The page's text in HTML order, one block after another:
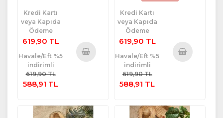
Kredi Kartı
veya Kapıda
Ödeme
619,90 TL
Havale/Eft %5
indirimli
619,90 TL
588,91 TL
Kredi Kartı
veya Kapıda
Ödeme
619,90 TL
Havale/Eft %5
indirimli
619,90 TL
588,91 TL